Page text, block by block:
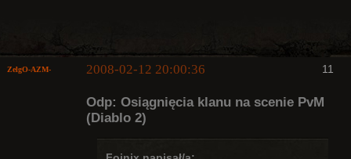
11
ZelgO-AZM- 2008-02-12 20:00:36
Odp: Osiągnięcia klanu na scenie PvM
(Diablo 2)